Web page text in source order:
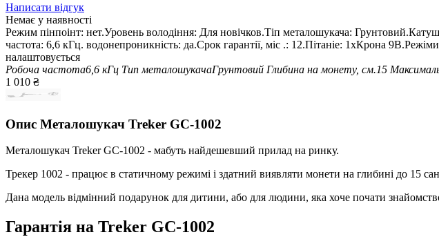
Написати відгук
Немає у наявності
Режим пінпоінт: нет.Уровень володіння: Для новічков.Тіп металошукача:
частота: 6,6 кГц. водонепроникність: да.Срок гарантії, міс .: 12.Пітаніе: 1хКрона
налаштовується
Робоча частота6,6 кГц Тип металошукачаГрунтовий Глибина на монету, см.15
1 010 ₴
Опис Металошукач Treker GC-1002
Металошукач Treker GC-1002 - мабуть найдешевший прилад на ринку.
Трекер 1002 - працює в статичному режимі і здатний виявляти монети на глибині до 15
Дана модель відмінний подарунок для дитини, або для людини, яка хоче почати
Гарантія на Treker GC-1002